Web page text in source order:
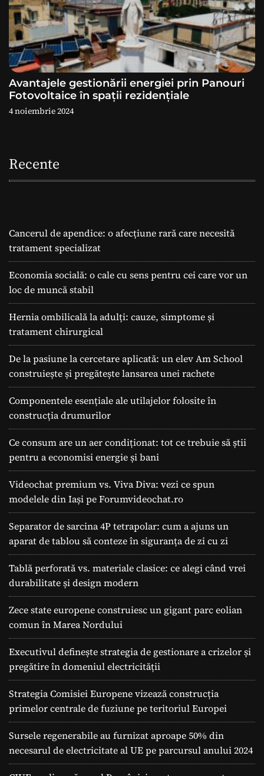
Avantajele gestionării energiei prin Panouri
Fotovoltaice în spații rezidențiale
4 noiembrie 2024
Recente
Cancerul de apendice: o afecțiune rară care necesită
tratament specializat
Economia socială: o cale cu sens pentru cei care vor un
loc de muncă stabil
Hernia ombilicală la adulți: cauze, simptome și
tratament chirurgical
De la pasiune la cercetare aplicată: un elev Am School
construiește și pregătește lansarea unei rachete
Componentele esențiale ale utilajelor folosite în
construcția drumurilor
Ce consum are un aer condiționat: tot ce trebuie să știi
pentru a economisi energie și bani
Videochat premium vs. Viva Diva: vezi ce spun
modelele din Iași pe Forumvideochat.ro
Separator de sarcina 4P tetrapolar: cum a ajuns un
aparat de tablou să conteze în siguranța de zi cu zi
Tablă perforată vs. materiale clasice: ce alegi când vrei
durabilitate și design modern
Zece state europene construiesc un gigant parc eolian
comun în Marea Nordului
Executivul definește strategia de gestionare a crizelor și
pregătire în domeniul electricității
Strategia Comisiei Europene vizează construcția
primelor centrale de fuziune pe teritoriul Europei
Sursele regenerabile au furnizat aproape 50% din
necesarul de electricitate al UE pe parcursul anului 2024